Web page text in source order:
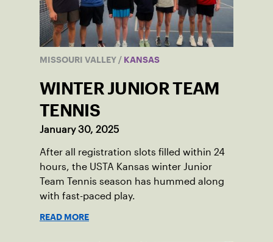
MISSOURI VALLEY / KANSAS
WINTER JUNIOR TEAM
TENNIS
January 30, 2025
After all registration slots filled within 24
hours, the USTA Kansas winter Junior
Team Tennis season has hummed along
with fast-paced play.
READ MORE